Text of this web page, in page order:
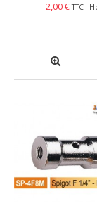
2,00 € TTC